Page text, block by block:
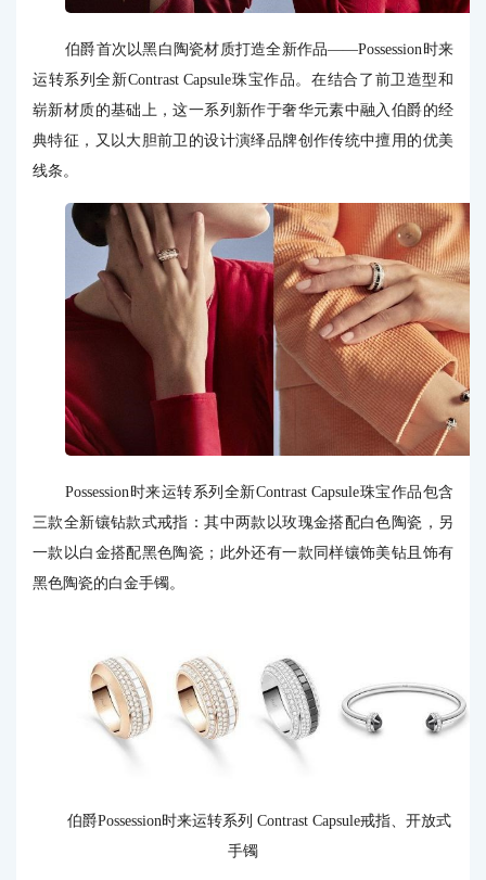
伯爵首次以黑白陶瓷材质打造全新作品——Possession时来
运转系列全新Contrast Capsule珠宝作品。在结合了前卫造型和
崭新材质的基础上，这一系列新作于奢华元素中融入伯爵的经
典特征，又以大胆前卫的设计演绎品牌创作传统中擅用的优美
线条。
Possession时来运转系列全新Contrast Capsule珠宝作品包含
三款全新镶钻款式戒指：其中两款以玫瑰金搭配白色陶瓷，另
一款以白金搭配黑色陶瓷；此外还有一款同样镶饰美钻且饰有
黑色陶瓷的白金手镯。
伯爵Possession时来运转系列 Contrast Capsule戒指、开放式
手镯